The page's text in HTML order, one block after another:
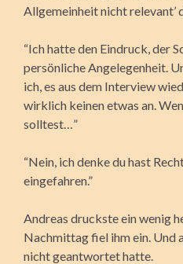
Allgemeinheit nicht relevant’
“Ich hatte den Eindruck, der
persönliche Angelegenheit.
ich, es aus dem Interview
wirklich keinen etwas an.
solltest…”
“Nein, ich denke du hast
eingefahren.”
Andreas druckste ein wenig
Nachmittag fiel ihm ein. Und
nicht geantwortet hatte.